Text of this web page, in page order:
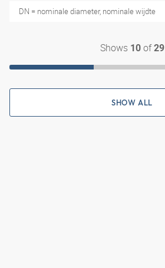
DN = nominale diameter, nominale wijdte
Shows 10of29
SHOW ALL